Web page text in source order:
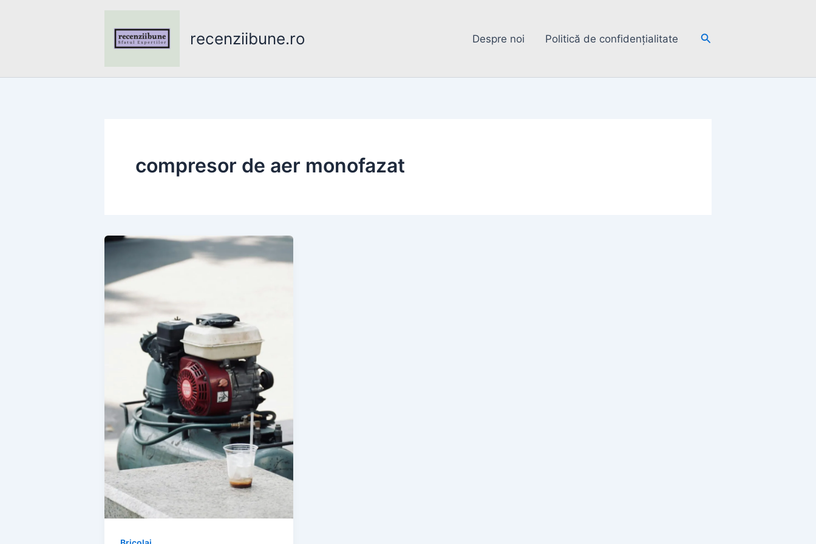
recenziibune.ro Despre noi Politică de confidențialitate Search
compresor de aer monofazat